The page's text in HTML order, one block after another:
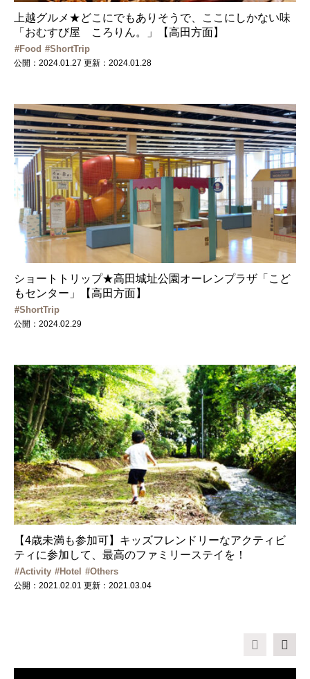
上越グルメ★どこにでもありそうで、ここにしかない味
「おむすび屋 ころりん。」【高田方面】
Food ShortTrip
公開：2024.01.27 更新：2024.01.28
ショートトリップ★高田城址公園オーレンプラザ「こど
もセンター」【高田方面】
ShortTrip
公開：2024.02.29
【4歳未満も参加可】キッズフレンドリーなアクティビ
ティに参加して、最高のファミリーステイを！
Activity Hotel Others
公開：2021.02.01 更新：2021.03.04